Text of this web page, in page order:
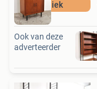
Uniek
Ook van deze
adverteerder